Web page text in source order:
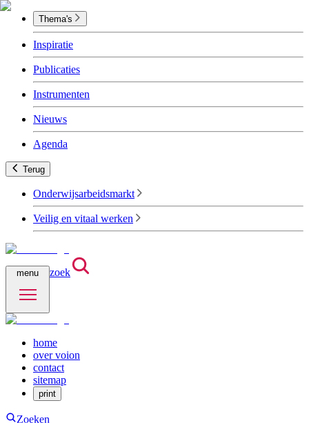
Thema's
Inspiratie
Publicaties
Instrumenten
Nieuws
Agenda
Terug
Onderwijsarbeidsmarkt
Veilig en vitaal werken
menu zoek
home
over voion
contact
sitemap
print
Zoeken